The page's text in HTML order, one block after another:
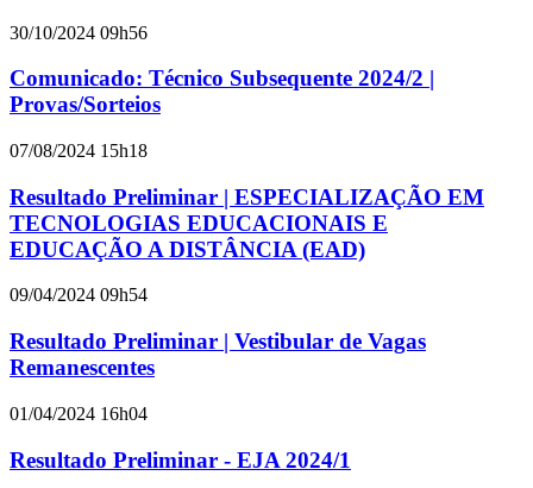
30/10/2024 09h56
Comunicado: Técnico Subsequente 2024/2 |
Provas/Sorteios
07/08/2024 15h18
Resultado Preliminar | ESPECIALIZAÇÃO EM
TECNOLOGIAS EDUCACIONAIS E
EDUCAÇÃO A DISTÂNCIA (EAD)
09/04/2024 09h54
Resultado Preliminar | Vestibular de Vagas
Remanescentes
01/04/2024 16h04
Resultado Preliminar - EJA 2024/1